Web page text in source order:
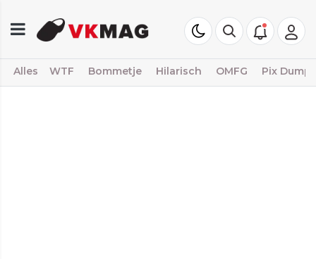
Alles WTF Bommetje Hilarisch OMFG Pix Dump